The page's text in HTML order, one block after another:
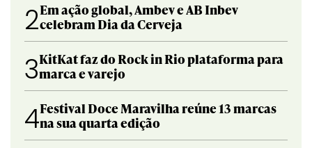
2Em ação global, Ambev e AB Inbev
celebram Dia da Cerveja
3KitKat faz do Rock in Rio plataforma para
marca e varejo
4Festival Doce Maravilha reúne 13 marcas
na sua quarta edição